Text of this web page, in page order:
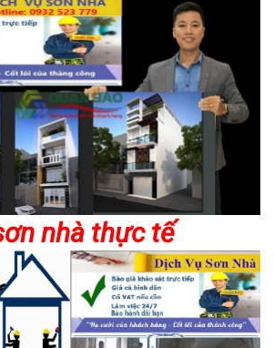
nhà thực tế